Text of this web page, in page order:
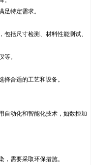
足特定需求。
括尺寸检测、材料性能测试、
等。
合适的工艺和设备。
自动化和智能化技术，如数控加
需要采取环保措施。